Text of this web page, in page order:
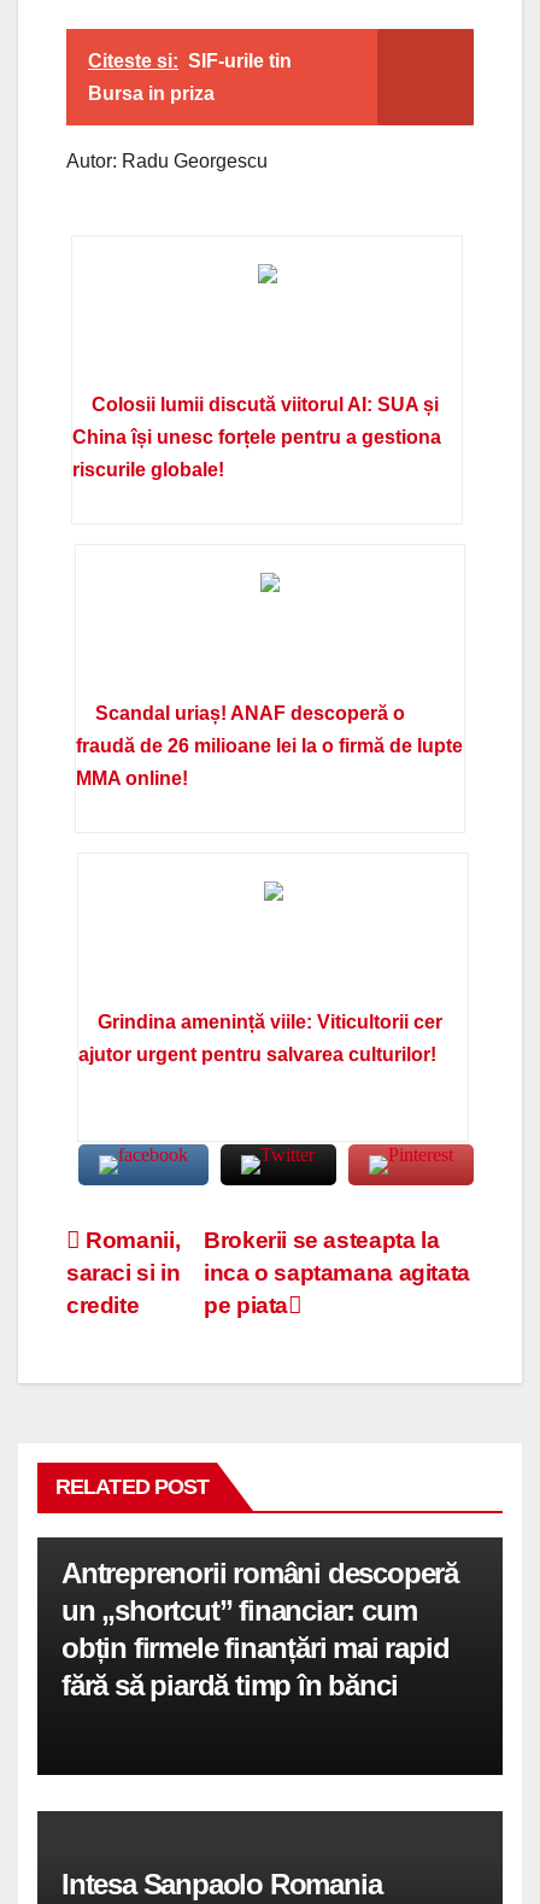
Citeste si: SIF-urile tin
Bursa in priza
Autor: Radu Georgescu
Colosii lumii discută viitorul AI: SUA și
China își unesc forțele pentru a gestiona
riscurile globale!
Scandal uriaș! ANAF descoperă o
fraudă de 26 milioane lei la o firmă de lupte
MMA online!
Grindina amenință viile: Viticultorii cer
ajutor urgent pentru salvarea culturilor!
Navigare
în
Brokerii se asteapta la
inca o saptamana agitata
pe piata
Romanii,
saraci si in
credite
RELATED POST
Antreprenorii români descoperă
un „shortcut” financiar: cum
obțin firmele finanțări mai rapid
fără să piardă timp în bănci
Intesa Sanpaolo Romania